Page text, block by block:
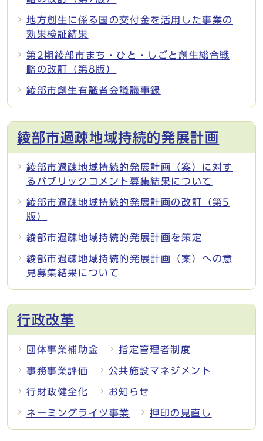
地方創生に係る国の交付金を活用した事業の
効果検証結果
第2期綾部市まち・ひと・しごと創生総合戦
略の改訂（第8版）
綾部市創生有識者会議議事録
綾部市過疎地域持続的発展計画
綾部市過疎地域持続的発展計画（案）に対す
るパブリックコメント募集結果について
綾部市過疎地域持続的発展計画の改訂（第5
版）
綾部市過疎地域持続的発展計画を策定
綾部市過疎地域持続的発展計画（案）への意
見募集結果について
行政改革
団体事業補助金 指定管理者制度
事務事業評価 公共施設マネジメント
行財政健全化 お知らせ
ネーミングライツ事業 押印の見直し